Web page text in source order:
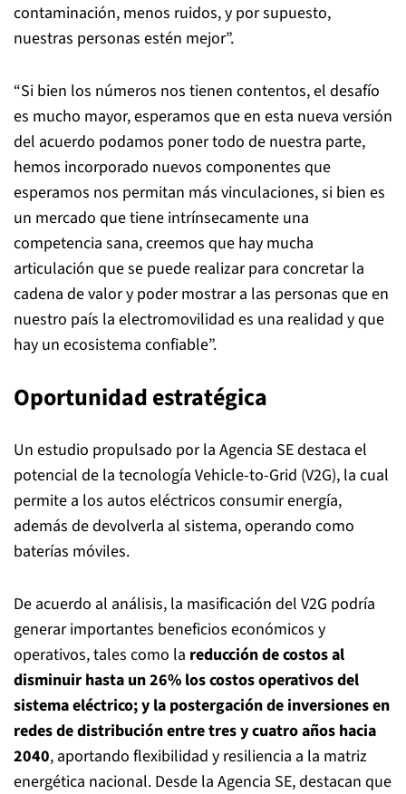
contaminación, menos ruidos, y por supuesto,
nuestras personas estén mejor”.
“Si bien los números nos tienen contentos, el desafío
es mucho mayor, esperamos que en esta nueva versión
del acuerdo podamos poner todo de nuestra parte,
hemos incorporado nuevos componentes que
esperamos nos permitan más vinculaciones, si bien es
un mercado que tiene intrínsecamente una
competencia sana, creemos que hay mucha
articulación que se puede realizar para concretar la
cadena de valor y poder mostrar a las personas que en
nuestro país la electromovilidad es una realidad y que
hay un ecosistema confiable”.
Oportunidad estratégica
Un estudio propulsado por la Agencia SE destaca el
potencial de la tecnología Vehicle-to-Grid (V2G), la cual
permite a los autos eléctricos consumir energía,
además de devolverla al sistema, operando como
baterías móviles.
De acuerdo al análisis, la masificación del V2G podría
generar importantes beneficios económicos y
operativos, tales como la reducción de costos al
disminuir hasta un 26% los costos operativos del
sistema eléctrico; y la postergación de inversiones en
redes de distribución entre tres y cuatro años hacia
2040, aportando flexibilidad y resiliencia a la matriz
energética nacional. Desde la Agencia SE, destacan que